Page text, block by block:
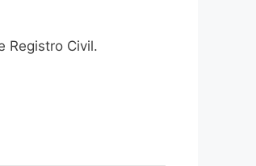
Registro Civil.​